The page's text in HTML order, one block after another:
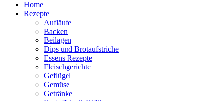
Home
Rezepte
Aufläufe
Backen
Beilagen
Dips und Brotaufstriche
Essens Rezepte
Fleischgerichte
Geflügel
Gemüse
Getränke